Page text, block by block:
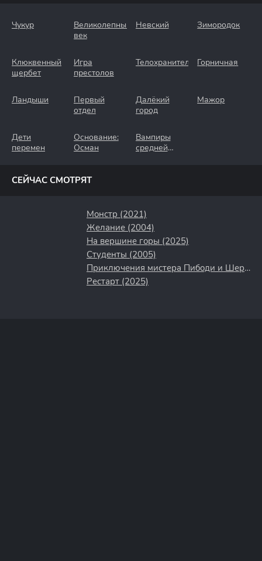
Чукур
Великолепный
век
Невский Зимородок
Клюквенный
щербет
Игра
престолов
Телохранители Горничная
Ландыши
Первый
отдел
Далёкий
город
Мажор
Дети
перемен
Основание:
Осман
Вампиры
средней
СЕЙЧАС СМОТРЯТ
Монстр (2021)
Желание (2004)
На вершине горы (2025)
Студенты (2005)
Приключения мистера Пибоди и Шермана (2014)
Рестарт (2025)